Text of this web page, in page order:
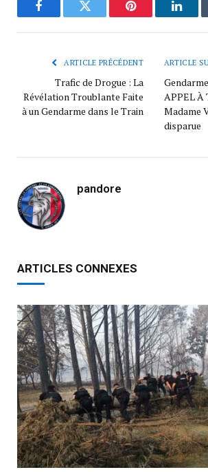
FacebookTwitter Pinterest
ARTICLE PRÉCÉDENT
Trafic de Drogue : La
Révélation Troublante Faite
à un Gendarme dans le Train
ARTICLE
APPEL À
Madame
disparue
pandore
ARTICLES CONNEXES